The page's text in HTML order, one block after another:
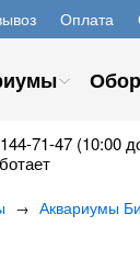
Оплата
71-47 (10:00
→ Аквариумы